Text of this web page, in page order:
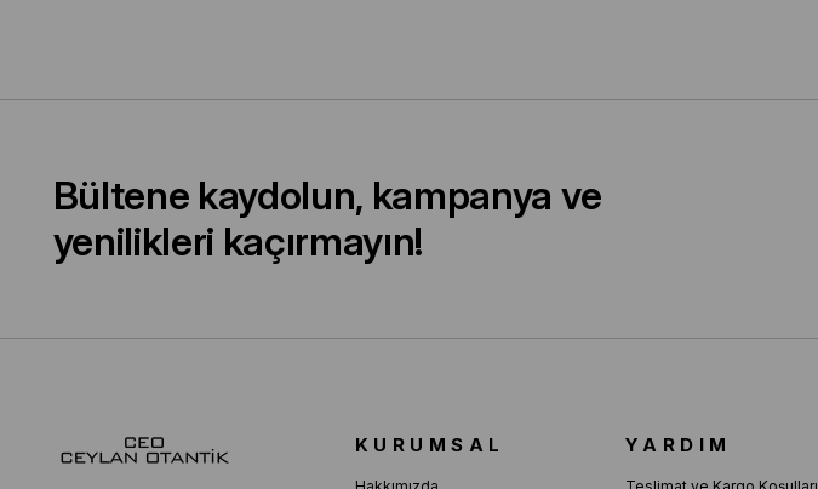
Bültene kaydolun, kampanya ve
yenilikleri kaçırmayın!
KURUMSAL YARDIM